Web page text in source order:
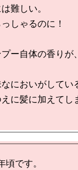
難しい。
しゃるのに！
ー自体の香りが
においがしてい
に髪に加えてし
頃です。